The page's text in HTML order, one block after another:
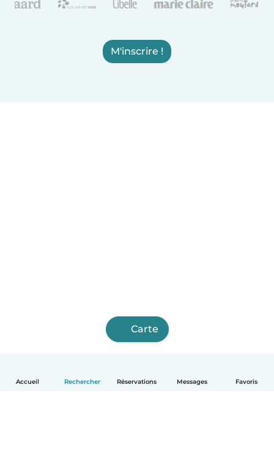
Accueil Rechercher Réservations Messages Favoris
M'inscrire !
Carte